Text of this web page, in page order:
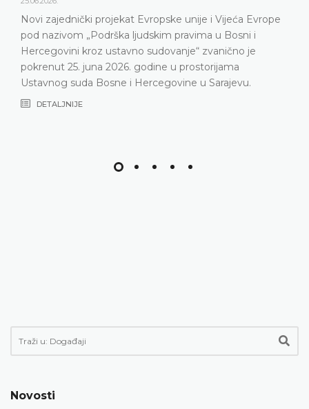
Novi zajednički projekat Evropske unije i Vijeća Evrope
pod nazivom „Podrška ljudskim pravima u Bosni i
Hercegovini kroz ustavno sudovanje“ zvanično je
pokrenut 25. juna 2026. godine u prostorijama
Ustavnog suda Bosne i Hercegovine u Sarajevu.
DETALJNIJE
Novosti